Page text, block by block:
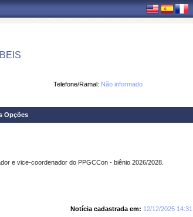
Telefone/Ramal: Não informado
Opções
e vice-coordenador do PPGCCon - biênio 2026/2028.
Notícia cadastrada em: 12/12/2025 14:31